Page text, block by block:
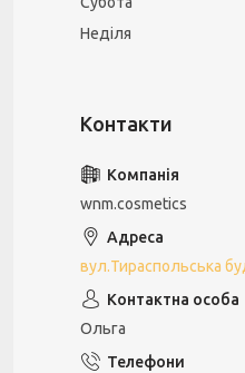
Неділя
wnm.cosmetics
вул.Тираспольська
Ольга